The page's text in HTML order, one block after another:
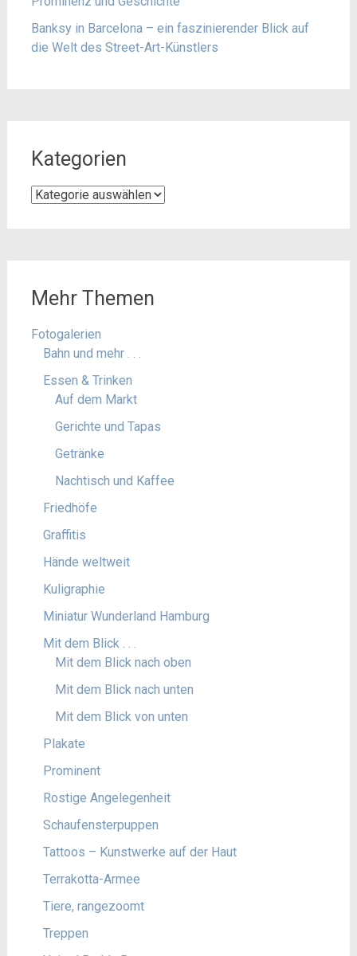
Banksy in Barcelona – ein faszinierender Blick auf
die Welt des Street-Art-Künstlers
Kategorien
Kategorien
Mehr Themen
Fotogalerien
Bahn und mehr . . .
Essen & Trinken
Auf dem Markt
Gerichte und Tapas
Getränke
Nachtisch und Kaffee
Friedhöfe
Graffitis
Hände weltweit
Kuligraphie
Miniatur Wunderland Hamburg
Mit dem Blick . . .
Mit dem Blick nach oben
Mit dem Blick nach unten
Mit dem Blick von unten
Plakate
Prominent
Rostige Angelegenheit
Schaufensterpuppen
Tattoos – Kunstwerke auf der Haut
Terrakotta-Armee
Tiere, rangezoomt
Treppen